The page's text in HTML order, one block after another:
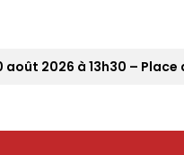
2026 à 13h30 – Place du